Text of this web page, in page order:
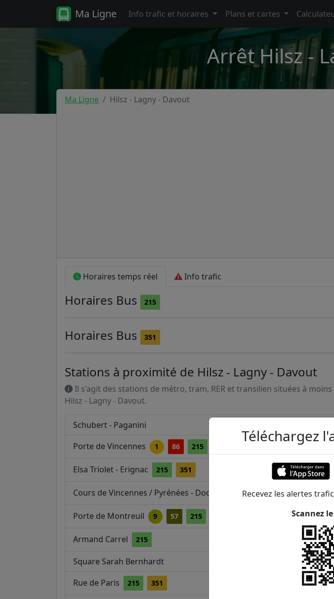
Ma Ligne Info trafic et horaires Plans et cartes
Arrêt Hilsz -
Ma Ligne Hilsz - Lagny - Davout
Horaires temps réel Info trafic
Horaires Bus 215
Horaires Bus 351
Stations à proximité de Hilsz - Lagny - Davout
Il s'agit des stations de métro, tram, RER et transilien situées à
Hilsz - Lagny - Davout.
Schubert - Paganini
Porte de Vincennes 1 86 215
Elsa Triolet - Erignac 215 351
Cours de Vincennes / Pyrénées - Docteur Netter 26 64 86 215
Porte de Montreuil 9 57 215
Armand Carrel 215
Square Sarah Bernhardt
Rue de Paris 215 351
Téléchargez
Recevez les alertes
Scannez